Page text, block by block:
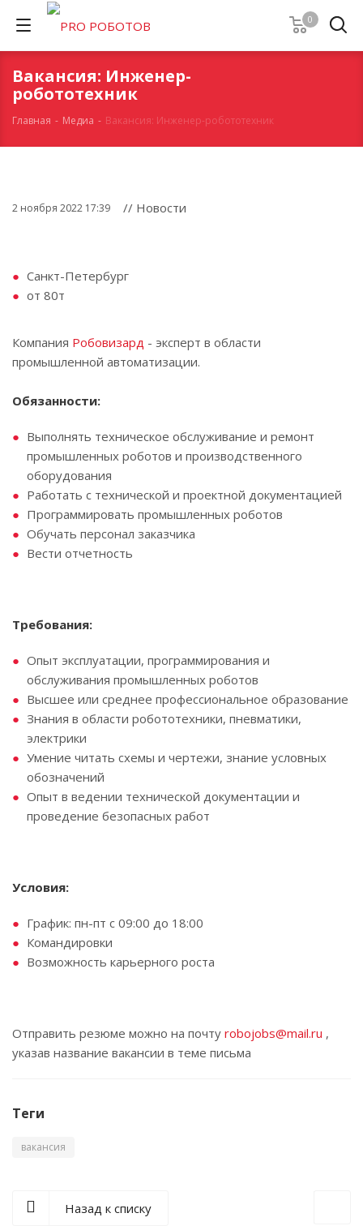
0
Вакансия: Инженер-
робототехник
Главная - Медиа - Вакансия: Инженер-робототехник
2 ноября 2022 17:39 // Новости
Санкт-Петербург
от 80т
Компания Робовизард - эксперт в области
промышленной автоматизации.
Обязанности:
Выполнять техническое обслуживание и ремонт
промышленных роботов и производственного
оборудования
Работать с технической и проектной документацией
Программировать промышленных роботов
Обучать персонал заказчика
Вести отчетность
Требования:
Опыт эксплуатации, программирования и
обслуживания промышленных роботов
Высшее или среднее профессиональное образование
Знания в области робототехники, пневматики,
электрики
Умение читать схемы и чертежи, знание условных
обозначений
Опыт в ведении технической документации и
проведение безопасных работ
Условия:
График: пн-пт с 09:00 до 18:00
Командировки
Возможность карьерного роста
Отправить резюме можно на почту robojobs@mail.ru ,
указав название вакансии в теме письма
Теги
вакансия
Назад к списку